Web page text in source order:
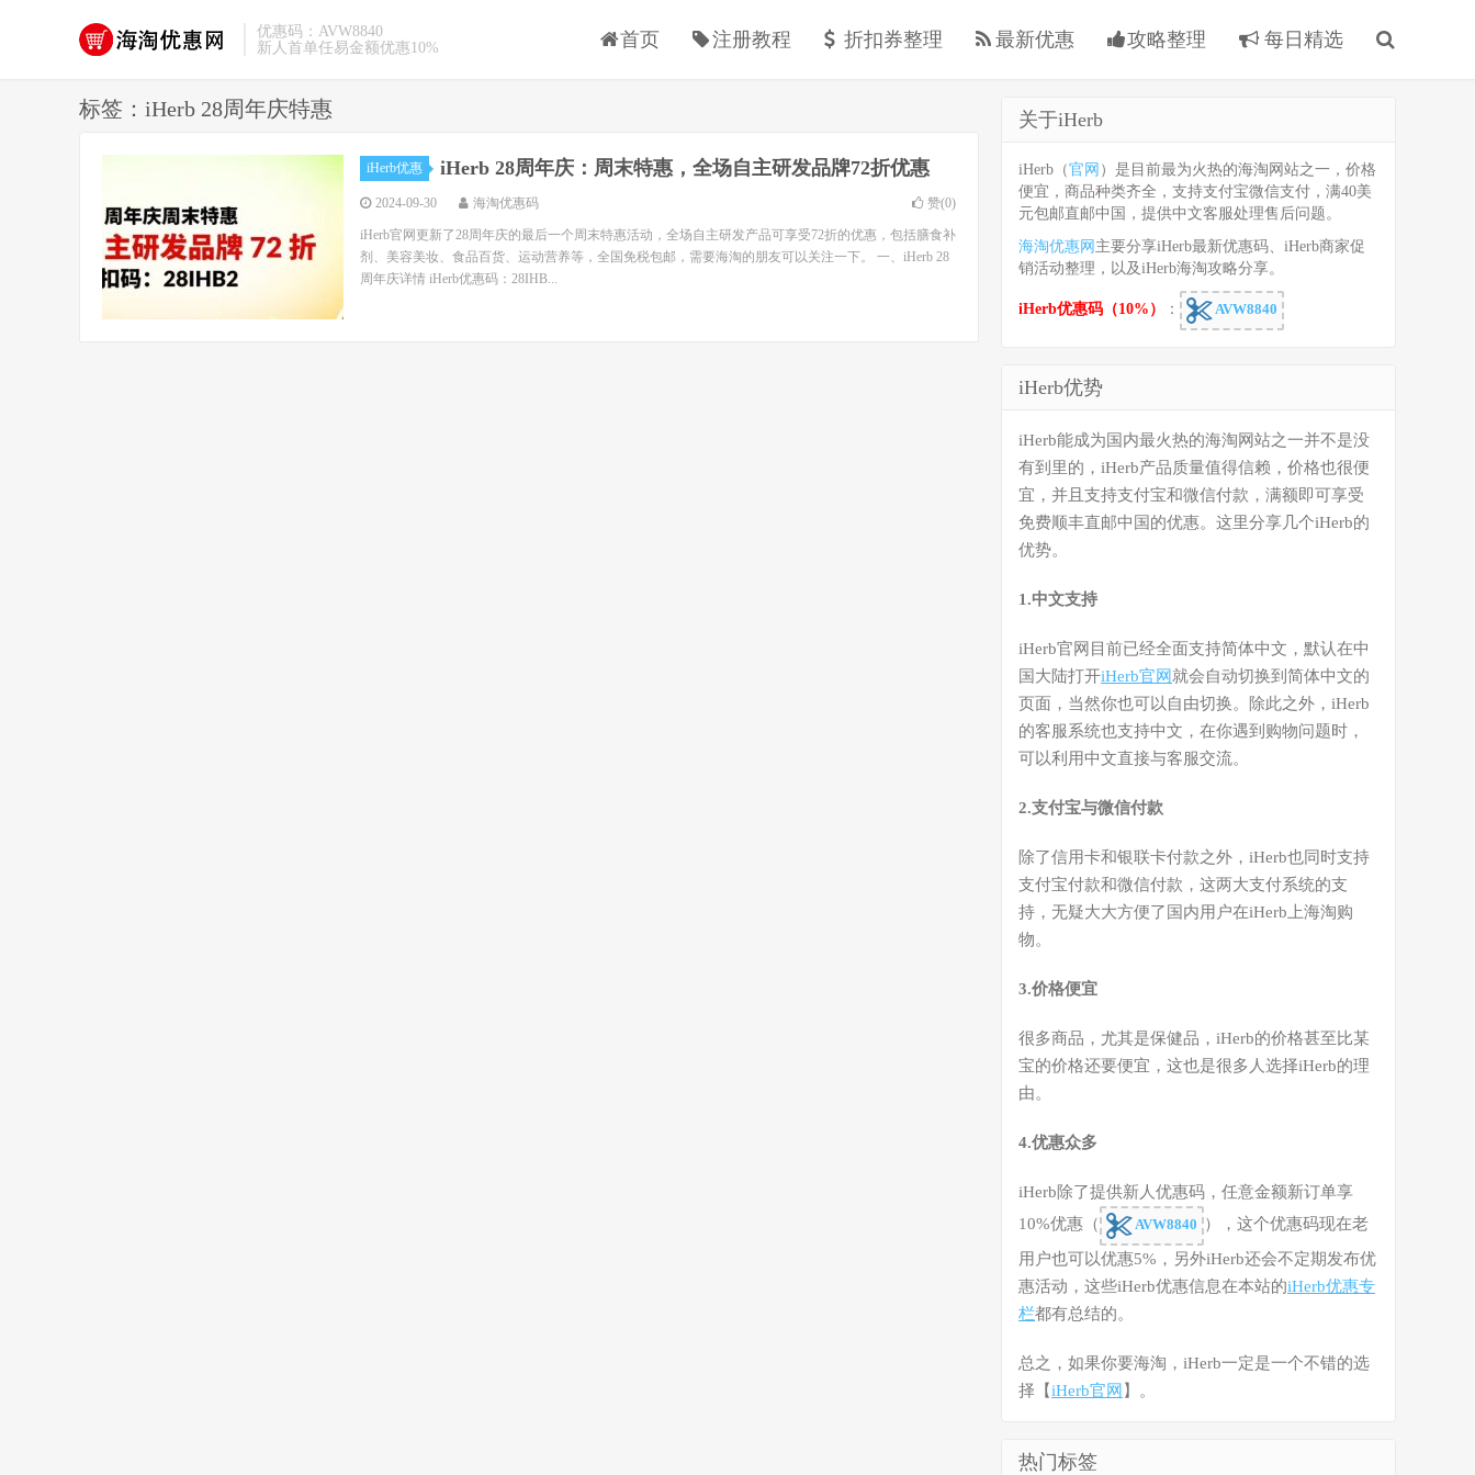
优惠码：AVW8840
新人首单任易金额优惠10%
首页 注册教程 折扣券整理 最新优惠 攻略整理 每日精选
标签：iHerb 28周年庆特惠
iHerb优惠 iHerb 28周年庆：周末特惠，全场自主研发品牌72折优惠
2024-09-30 海淘优惠码 赞(0)
iHerb官网更新了28周年庆的最后一个周末特惠活动，全场自主研发产品可享受72折的优惠，包括膳食补
剂、美容美妆、食品百货、运动营养等，全国免税包邮，需要海淘的朋友可以关注一下。 一、iHerb 28
周年庆详情 iHerb优惠码：28IHB...
关于iHerb
iHerb（官网 ）是目前最为火热的海淘网站之一，价格
便宜，商品种类齐全，支持支付宝微信支付，满40美
元包邮直邮中国，提供中文客服处理售后问题。
海淘优惠网 主要分享iHerb最新优惠码、iHerb商家促
销活动整理，以及iHerb海淘攻略分享。
iHerb优惠码（10%） ： AVW8840
iHerb优势
iHerb能成为国内最火热的海淘网站之一并不是没
有到里的，iHerb产品质量值得信赖，价格也很便
宜，并且支持支付宝和微信付款，满额即可享受
免费顺丰直邮中国的优惠。这里分享几个iHerb的
优势。
1.中文支持
iHerb官网目前已经全面支持简体中文，默认在中
国大陆打开iHerb官网 就会自动切换到简体中文的
页面，当然你也可以自由切换。除此之外，iHerb
的客服系统也支持中文，在你遇到购物问题时，
可以利用中文直接与客服交流。
2.支付宝与微信付款
除了信用卡和银联卡付款之外，iHerb也同时支持
支付宝付款和微信付款，这两大支付系统的支
持，无疑大大方便了国内用户在iHerb上海淘购
物。
3.价格便宜
很多商品，尤其是保健品，iHerb的价格甚至比某
宝的价格还要便宜，这也是很多人选择iHerb的理
由。
4.优惠众多
iHerb除了提供新人优惠码，任意金额新订单享
10%优惠（
AVW8840 ），这个优惠码现在老
用户也可以优惠5%，另外iHerb还会不定期发布优
惠活动，这些iHerb优惠信息在本站的iHerb优惠专
栏都有总结的。
总之，如果你要海淘，iHerb一定是一个不错的选
择【iHerb官网 】。
热门标签